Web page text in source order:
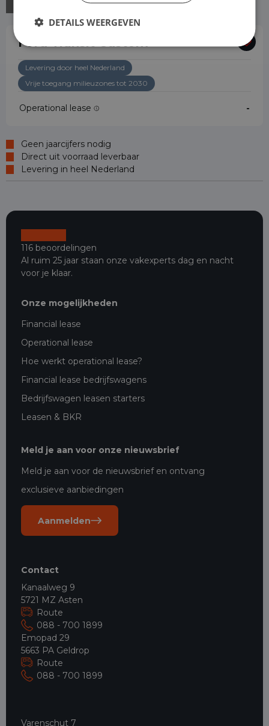
Ford Transit Custom
Levering door heel Nederland
Vrije toegang milieuzones tot 2030
Operational lease -
Geen jaarcijfers nodig
Direct uit voorraad leverbaar
Levering in heel Nederland
116 beoordelingen
Al ruim 25 jaar staan onze vakexperts dag en nacht
voor je klaar.
Onze mogelijkheden
Financial lease
Operational lease
Hoe werkt operational lease?
Financial lease bedrijfswagens
Bedrijfswagen leasen starters
Leasen & BKR
Meld je aan voor onze nieuwsbrief
Meld je aan voor de nieuwsbrief en ontvang
exclusieve aanbiedingen
Aanmelden
Contact
Kanaalweg 9
5721 MZ Asten
Route
088 - 700 1899
Emopad 29
5663 PA Geldrop
Route
088 - 700 1899
Varenschut 7
DETAILS WEERGEVEN